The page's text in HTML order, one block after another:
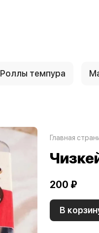
Роллы темпура
Главная
200 ₽
В